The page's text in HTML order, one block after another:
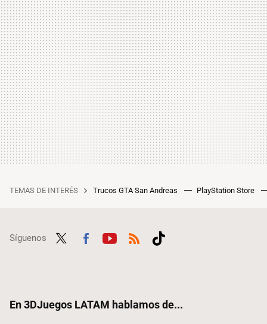
TEMAS DE INTERÉS Trucos GTA San Andreas PlayStation Store
Síguenos
En 3DJuegos LATAM hablamos de...